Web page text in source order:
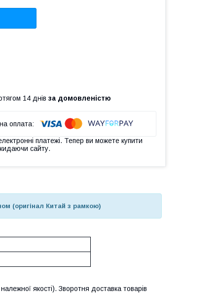
14 днів за домовленістю
платежі. Тепер ви можете купити
сайту.
(оригінал Китай з рамкою)
якості). Зворотня доставка товарів